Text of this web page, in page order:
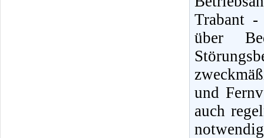
Trabant
über
und
auch